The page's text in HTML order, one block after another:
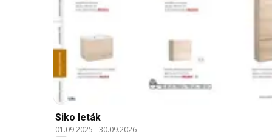
Siko leták
01.09.2025 -30.09.2026